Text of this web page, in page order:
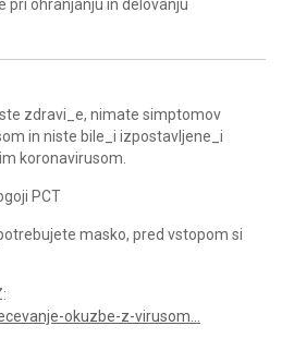
pri ohranjanju in delovanju
zdravi_e, nimate simptomov
in niste bile_i izpostavljene_i
koronavirusom.
PCT
masko, pred vstopom si
okuzbe-z-virusom…